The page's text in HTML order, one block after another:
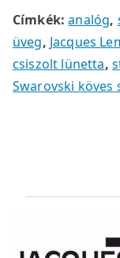
Címkék:analóg,
üveg, Jacques
csiszolt lünetta,
Swarovski köves